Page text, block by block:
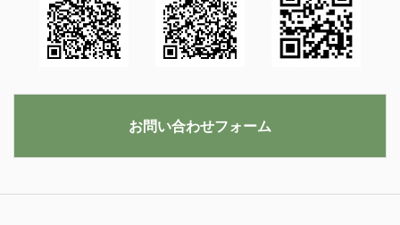
お問い合わせフォーム